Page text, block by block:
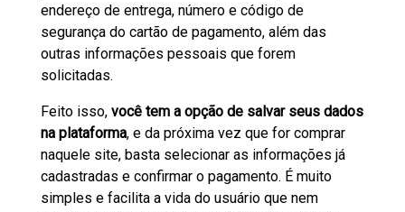
endereço de entrega, número e código de
segurança do cartão de pagamento, além das
outras informações pessoais que forem
solicitadas.
Feito isso, você tem a opção de salvar seus dados
na plataforma, e da próxima vez que for comprar
naquele site, basta selecionar as informações já
cadastradas e confirmar o pagamento. É muito
simples e facilita a vida do usuário que nem